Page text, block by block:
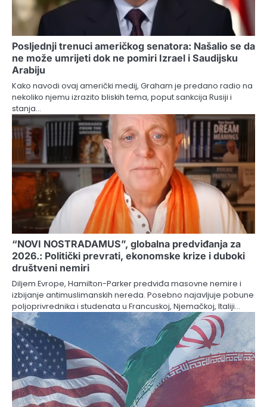
Posljednji trenuci američkog senatora: Našalio se da
ne može umrijeti dok ne pomiri Izrael i Saudijsku
Arabiju
Kako navodi ovaj američki medij, Graham je predano radio na
nekoliko njemu izrazito bliskih tema, poput sankcija Rusiji i
stanja…
“NOVI NOSTRADAMUS”, globalna predviđanja za
2026.: Politički prevrati, ekonomske krize i duboki
društveni nemiri
Diljem Evrope, Hamilton-Parker predviđa masovne nemire i
izbijanje antimuslimanskih nereda. Posebno najavljuje pobune
poljoprivrednika i studenata u Francuskoj, Njemačkoj, Italiji…